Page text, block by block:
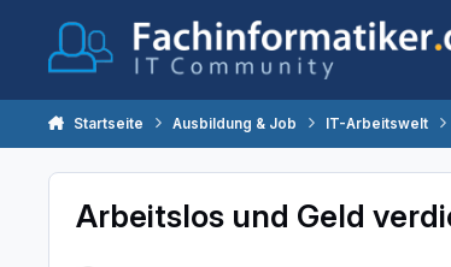
Startseite Ausbildung & Job IT-Arbeitswelt
Arbeitslos und Geld